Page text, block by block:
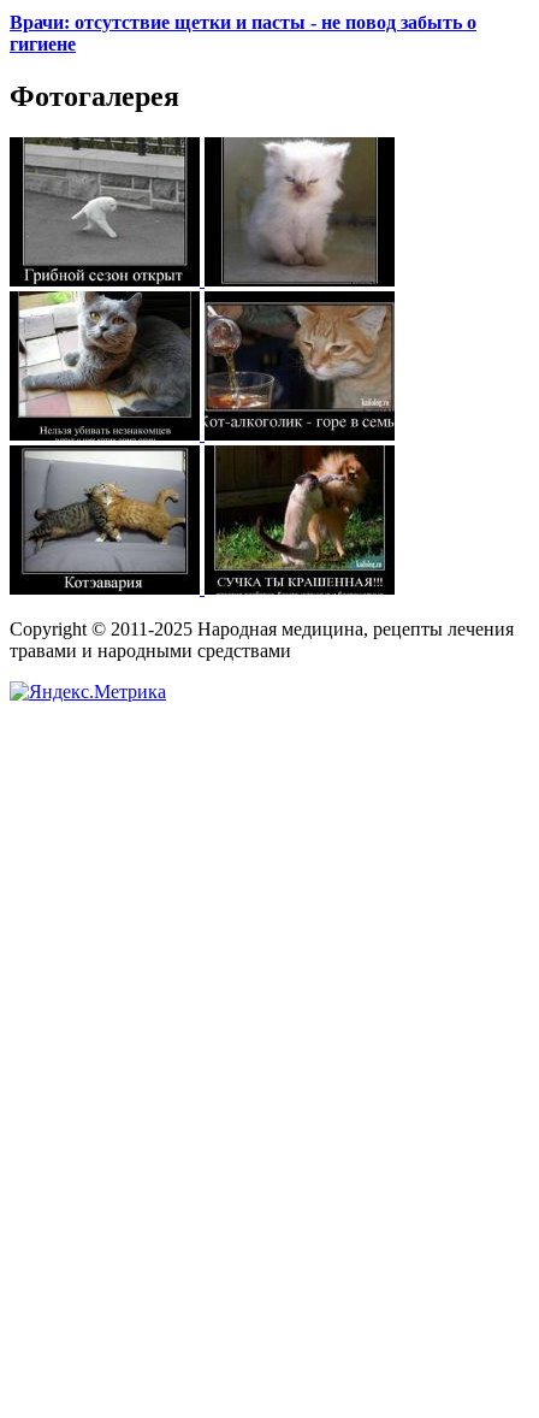
Врачи: отсутствие щетки и пасты - не повод забыть о
гигиене
Фотогалерея
Copyright © 2011-2025 Народная медицина, рецепты лечения
травами и народными средствами